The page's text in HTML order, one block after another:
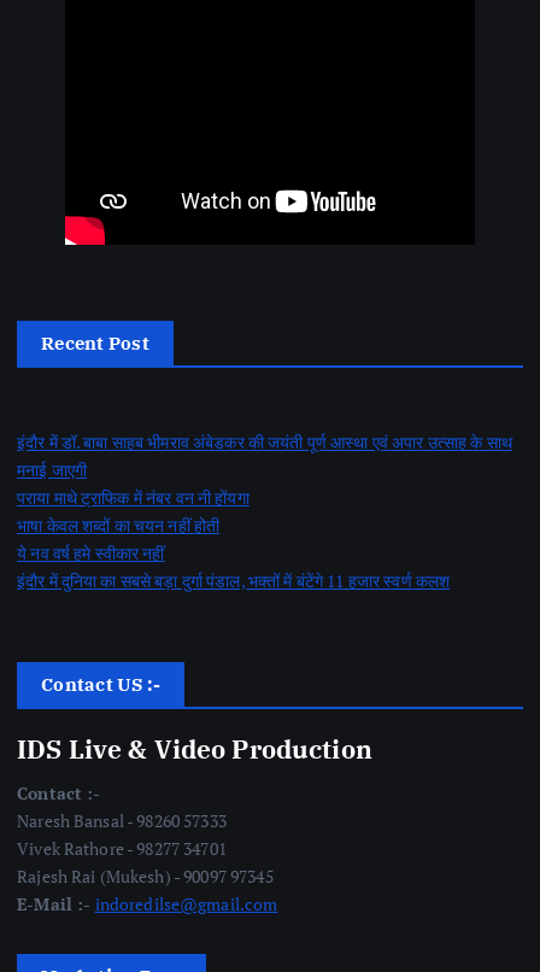
Recent Post
इंदौर में डॉ. बाबा साहब भीमराव अंबेडकर की जयंती पूर्ण आस्था एवं अपार उत्साह के साथ
मनाई जाएगी
पराया माथे ट्राफिक में नंबर वन नी होंयगा
भाषा केवल शब्दों का चयन नहीं होती
ये नव वर्ष हमे स्वीकार नहीं
इंदौर में दुनिया का सबसे बड़ा दुर्गा पंडाल, भक्तों में बंटेंगे 11 हजार स्वर्ण कलश
Contact US :-
IDS Live & Video Production
Contact :-
Naresh Bansal - 98260 57333
Vivek Rathore - 98277 34701
Rajesh Rai (Mukesh) - 90097 97345
E-Mail :- indoredilse@gmail.com